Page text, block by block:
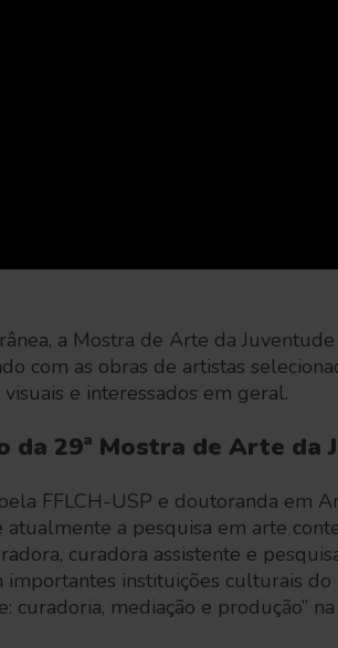
a Mostra de Arte da
com as obras de artistas
e interessados em geral.
da 29ª Mostra de Arte da
FFLCH-USP e doutoranda em
a pesquisa em arte
curadora assistente e
instituições culturais do
curadoria, mediação e produção”